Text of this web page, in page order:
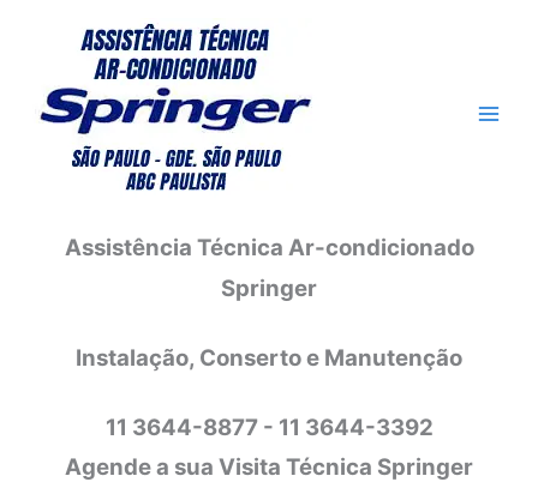
conteúdo
Assistência Técnica Ar-condicionado
Springer
Instalação, Conserto e Manutenção
11 3644-8877 - 11 3644-3392
Agende a sua Visita Técnica Springer